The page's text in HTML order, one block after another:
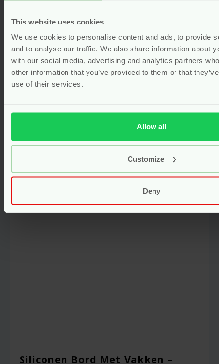
This website uses cookies
We use cookies to personalise content and ads, to provide
and to analyse our traffic. We also share information about
with our social media, advertising and analytics partners
other information that you’ve provided to them or that
use of their services.
Allow all
Customize
Deny
nieuw
Bekijken
Siliconen Bord Met Vakken –